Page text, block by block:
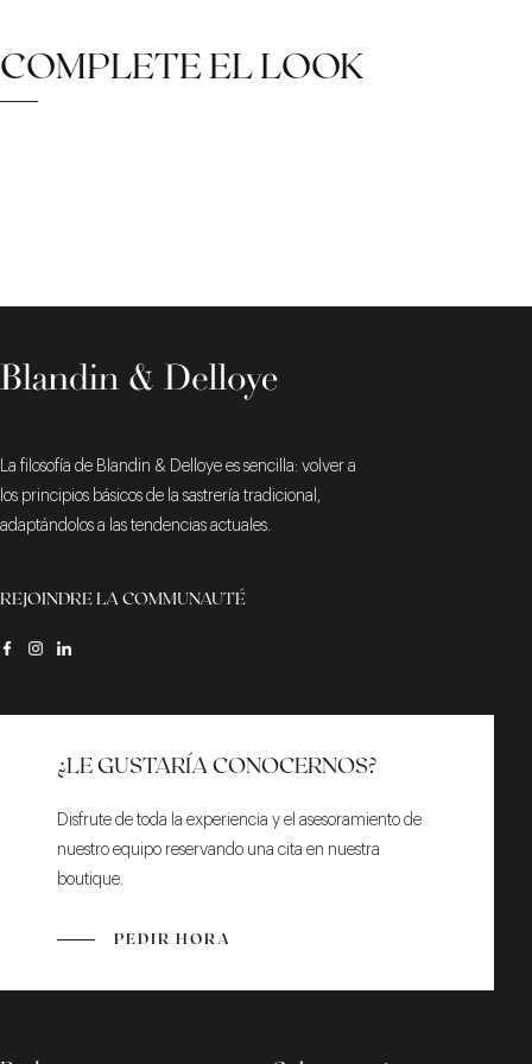
COMPLETE EL LOOK
La filosofía de Blandin & Delloye es sencilla: volver a
los principios básicos de la sastrería tradicional,
adaptándolos a las tendencias actuales.
REJOINDRE LA COMMUNAUTÉ
¿LE GUSTARÍA CONOCERNOS?
Disfrute de toda la experiencia y el asesoramiento de
nuestro equipo reservando una cita en nuestra
boutique.
PEDIR HORA